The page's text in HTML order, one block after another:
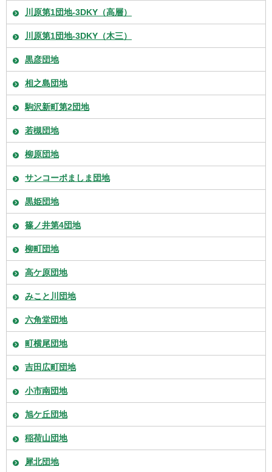
川原第1団地-3DKY（高層）
川原第1団地-3DKY（木三）
黒彦団地
相之島団地
駒沢新町第2団地
若槻団地
柳原団地
サンコーポましま団地
黒姫団地
篠ノ井第4団地
柳町団地
高ケ原団地
みこと川団地
六角堂団地
町横尾団地
吉田広町団地
小市南団地
旭ケ丘団地
稲荷山団地
犀北団地